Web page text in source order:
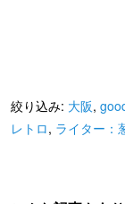
絞り込み: 大阪,
レトロ, ライター：